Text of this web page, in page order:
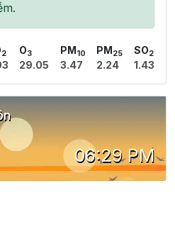
2 O3
29.05
PM 10
3.47
PM 25
2.24
SO2
1.43
06:29 PM